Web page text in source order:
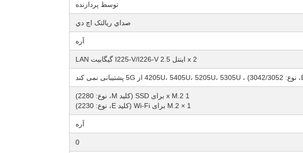
توسط پردازنده
صداي ريالتک اچ دي
آره
2 x اینتل I225-V/I226-V 2.5 گیگابیت LAN
1 x M.2 برای SSD (کلید M، نوع: 2280)
1 × M.2 برای Wi-Fi (کلید E، نوع: 2230)
آره
0